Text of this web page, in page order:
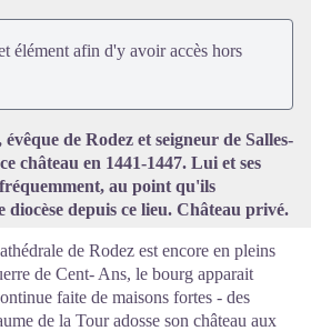
Voir l'image en plein écran
élément afin d'y avoir accès hors
de Rodez et seigneur de Salles-
château en 1441-1447. Lui et ses
au point qu'ils
diocèse depuis ce lieu. Château privé.
de Rodez est encore en pleins
de Cent- Ans, le bourg apparait
faite de maisons fortes - des
de la Tour adosse son château aux